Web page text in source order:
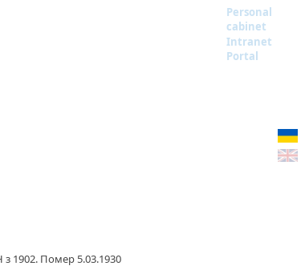
Personal
cabinet
Intranet
Portal
з 1902. Помер 5.03.1930